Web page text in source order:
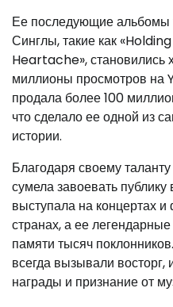
Ее последующие альбомы
Синглы, такие как
Heartache», становились
миллионы просмотров на
продала более 100
что сделало ее одной из
истории.
Благодаря своему
сумела завоевать
выступала на концертах
странах, а ее
памяти тысяч
всегда вызывали
награды и признание от